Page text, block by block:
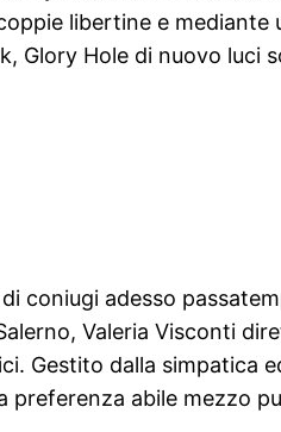
libertine e
Glory Hole di nuovo luci
coniugi adesso
Valeria Visconti
Gestito dalla simpatica
abile mezzo